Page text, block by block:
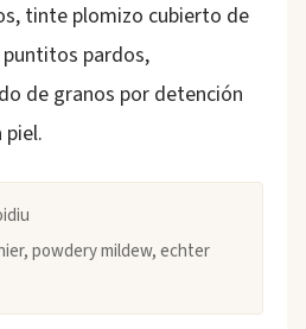
tinte plomizo cubierto de
pardos,
de granos por detención
powdery mildew, echter